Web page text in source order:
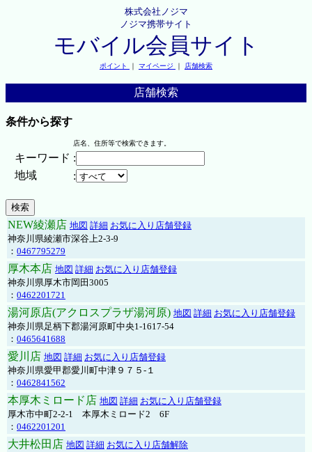
株式会社ノジマ
ノジマ携帯サイト
モバイル会員サイト
ポイント ｜ マイページ ｜ 店舗検索
店舗検索
条件から探す
店名、住所等で検索できます。
キーワード :
地域
:
NEW綾瀬店 地図 詳細 お気に入り店舗登録
神奈川県綾瀬市深谷上2-3-9
： 0467795279
厚木本店 地図 詳細 お気に入り店舗登録
神奈川県厚木市岡田3005
： 0462201721
湯河原店(アクロスプラザ湯河原) 地図 詳細 お気に入り店舗登録
神奈川県足柄下郡湯河原町中央1-1617-54
： 0465641688
愛川店 地図 詳細 お気に入り店舗登録
神奈川県愛甲郡愛川町中津９７５-１
： 0462841562
本厚木ミロード店 地図 詳細 お気に入り店舗登録
厚木市中町2-2-1 本厚木ミロード2 6F
： 0462201201
大井松田店 地図 詳細 お気に入り店舗解除